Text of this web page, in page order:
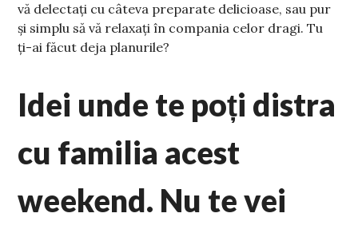
vă delectați cu câteva preparate delicioase, sau pur
și simplu să vă relaxați în compania celor dragi. Tu
ți-ai făcut deja planurile?
Idei unde te poți distra
cu familia acest
weekend. Nu te vei